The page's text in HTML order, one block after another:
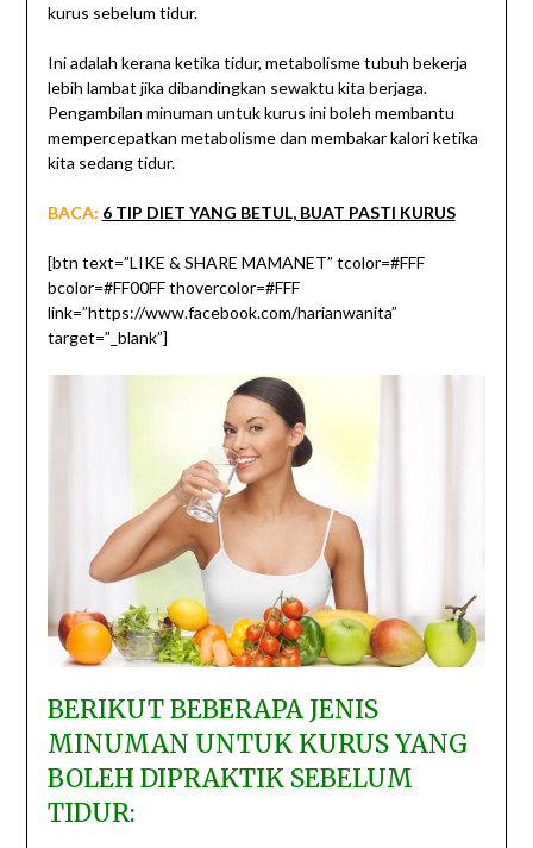
kurus sebelum tidur.
Ini adalah kerana ketika tidur, metabolisme tubuh bekerja
lebih lambat jika dibandingkan sewaktu kita berjaga.
Pengambilan minuman untuk kurus ini boleh membantu
mempercepatkan metabolisme dan membakar kalori ketika
kita sedang tidur.
BACA: 6 TIP DIET YANG BETUL, BUAT PASTI KURUS
[btn text=”LIKE & SHARE MAMANET” tcolor=#FFF
bcolor=#FF00FF thovercolor=#FFF
link=”https://www.facebook.com/harianwanita”
target=”_blank”]
BERIKUT BEBERAPA JENIS
MINUMAN UNTUK KURUS YANG
BOLEH DIPRAKTIK SEBELUM
TIDUR: